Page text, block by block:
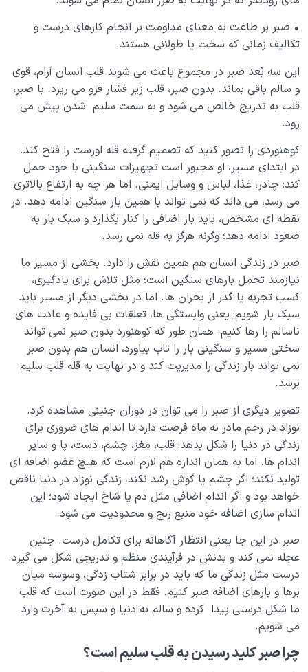
• صبر بر طاعت به معنای مداومت بر انجام کارهای درست و
تکالیف زمانی که سخت یا طولانی هستند.
این سه بُعد صبر در مجموع باعث می شوند قلب انسان آرام، قوی
و سالم باقی بماند. بدون صبر، قلب زیر فشار فرو می ریزد. با صبر،
قلب به تدریج خالص می شود و به سمت سلیم شدن پیش می
رود.
کوهنوردی را تصور کنید که تصمیم گرفته قله اورست را فتح کند.
در ابتدای مسیر، او مجبور است تجهیزات سنگینی با خود حمل
کند: چادر، غذا، لباس و وسایل ایمنی. اما هر چه به ارتفاع بالاتری
می رسد، می داند که نمی تواند با همین بار سنگین ادامه دهد. در
نقطه ای مشخص، باید بار اضافی را کنار بگذارد و سبک بار به
صعود ادامه دهد؛ وگرنه هرگز به قله نمی رسد.
صبر در زندگی انسان هم همین نقش را دارد. بخشی از مسیر ما
نیازمند تحمل بارهای سنگین است؛ مثل تلاش برای یادگیری،
کسب تجربه یا گذر از بحران ها. اما در بخشی دیگر از مسیر باید
سبک بار شویم: یعنی وابستگی ها، تعلقات بی فایده و عادت های
ناسالم را رها کنیم. همان طور که کوهنورد بدون صبر نمی تواند
سختی مسیر و سنگینی بار را تاب بیاورد، انسان هم بدون صبر
نمی تواند بار زندگی را مدیریت کند و در نهایت به قله قلب سلیم
برسد.
تصویر دیگری از صبر را می توان در دوران جنینی مشاهده کرد.
نوزاد در رحم مادر نه ماه فرصت دارد تا اندام های ضروری برای
زندگی در دنیا را شکل بدهد: قلب، مغز، چشم، دست، پا و سایر
اندام ها. اما به همان اندازه هم لازم است که هیچ عضو اضافه ای
تولید نکند؛ اگر چشم یا گوش رشد نکند، زندگی نوزاد در دنیا ناقص
خواهد بود و اگر اندام اضافی مثل دم یا شاخ ایجاد شود؛ این
اندام سازی اضافه خود منبع رنج و محدودیت می شود.
صبر در این جا یعنی انتظار آگاهانه برای تکامل درست. جنین
عجله نمی کند و بدنش در فرآیندی منظم و تدریجی شکل می گیرد.
درست مثل زندگی ما که باید در برابر شتاب زدگی، وسوسه میان
برها و بارهای اضافه صبر کنیم. فقط در این صورت است که قلب
ما شکل درستی پیدا کرده و سالم به دنیا و سپس به آخرت وارد
می شویم.
چرا صبر کلید رسیدن به قلب سلیم است؟